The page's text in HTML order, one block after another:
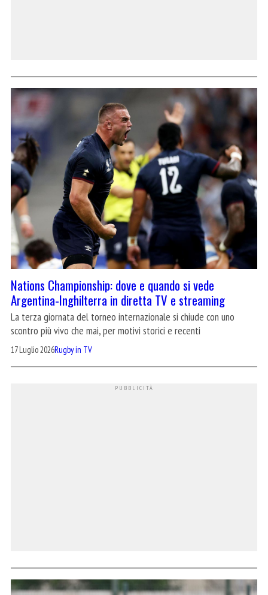
Nations Championship: dove e quando si vede
Argentina-Inghilterra in diretta TV e streaming
La terza giornata del torneo internazionale si chiude con uno
scontro più vivo che mai, per motivi storici e recenti
17 Luglio 2026Rugby in TV